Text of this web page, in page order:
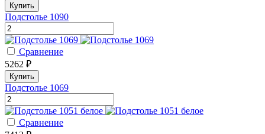
Купить
Подстолье 1090
Сравнение
5262 ₽
Купить
Подстолье 1069
Сравнение